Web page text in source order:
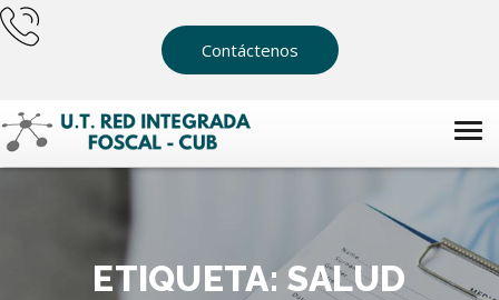
Contáctenos
ETIQUETA: SALUD